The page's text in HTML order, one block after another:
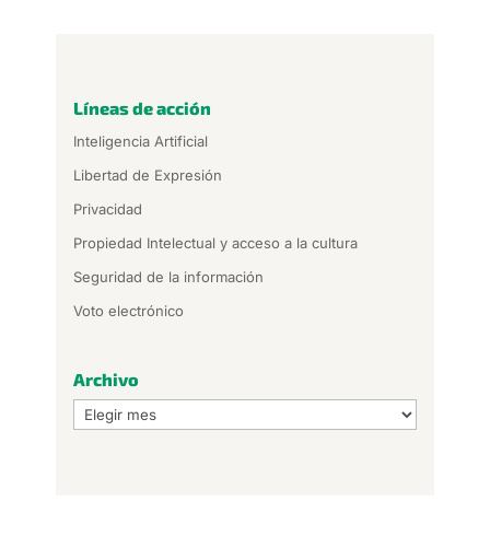
Líneas de acción
Inteligencia Artificial
Libertad de Expresión
Privacidad
Propiedad Intelectual y acceso a la cultura
Seguridad de la información
Voto electrónico
Archivo
Archivo